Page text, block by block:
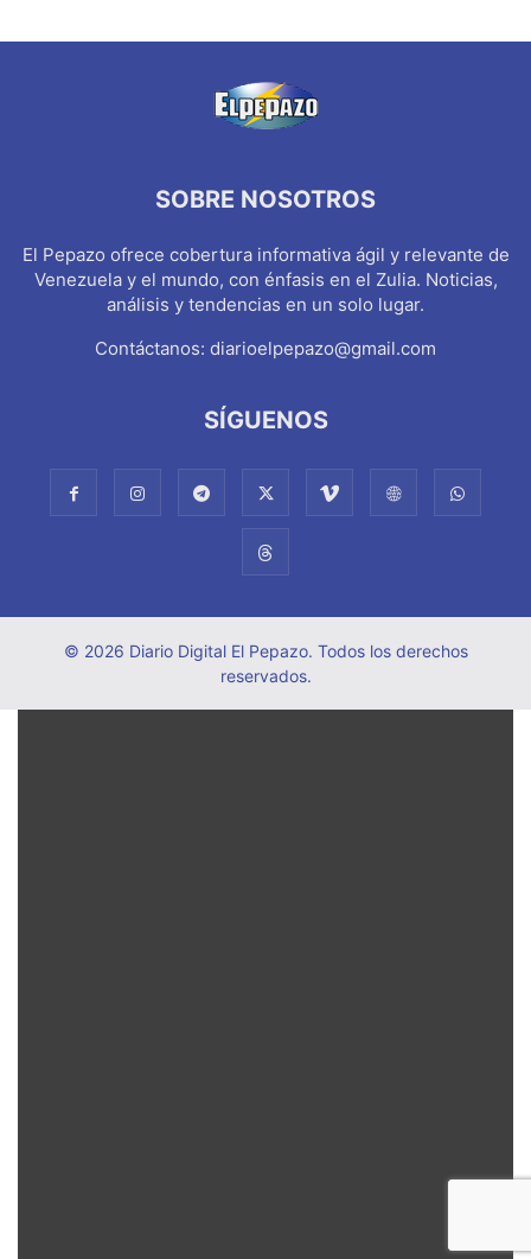
SOBRE NOSOTROS
El Pepazo ofrece cobertura informativa ágil y relevante de
Venezuela y el mundo, con énfasis en el Zulia. Noticias,
análisis y tendencias en un solo lugar.
Contáctanos: diarioelpepazo@gmail.com
SÍGUENOS
© 2026 Diario Digital El Pepazo. Todos los derechos
reservados.